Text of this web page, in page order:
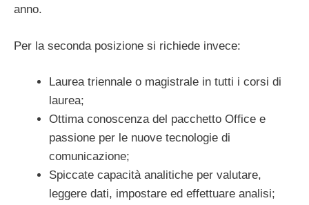
anno.
Per la seconda posizione si richiede invece:
Laurea triennale o magistrale in tutti i corsi di
laurea;
Ottima conoscenza del pacchetto Office e
passione per le nuove tecnologie di
comunicazione;
Spiccate capacità analitiche per valutare,
leggere dati, impostare ed effettuare analisi;